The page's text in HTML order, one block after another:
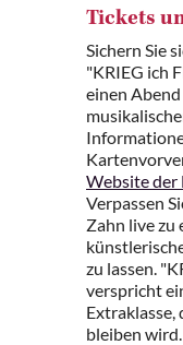
Tickets
Sichern Sie
"KRIEG ich
einen
Website der
Verpassen
Zahn live zu
zu lassen.
verspricht
Extraklasse,
bleiben wird.